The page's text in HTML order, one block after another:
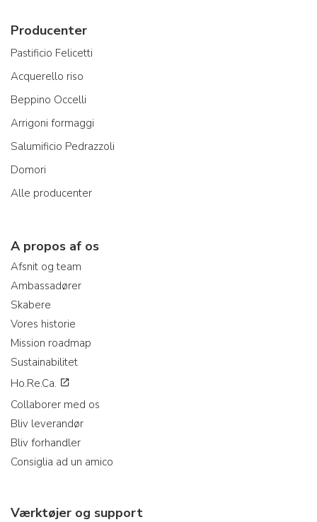
Producenter
Pastificio Felicetti
Acquerello riso
Beppino Occelli
Arrigoni formaggi
Salumificio Pedrazzoli
Domori
Alle producenter
A propos af os
Afsnit og team
Ambassadører
Skabere
Vores historie
Mission roadmap
Sustainabilitet
Ho.Re.Ca.
Collaborer med os
Bliv leverandør
Bliv forhandler
Consiglia ad un amico
Værktøjer og support